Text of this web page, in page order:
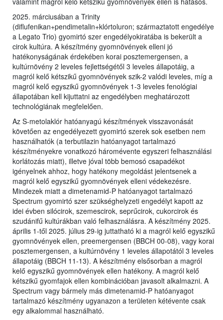
2025. márciusában a Trinity
(diflufenikan+pendimetalin+klórtoluron; származtatott engedélye
a Legato Trio) gyomirtó szer engedélyokiratába is bekerült a
cirok kultúra. A készítmény gyomnövények elleni jó
hatékonyságának érdekében korai posztemergensen, a
kultúrnövény 2 leveles fejlettségétől 3 leveles állapotáig, a
magról kelő kétszikű gyomnövények szik-2 valódi leveles, míg a
magról kelő egyszikű gyomnövények 1-3 leveles fenológiai
állapotában kell kijuttatni az engedélyben meghatározott
technológiának megfelelően.
Az S-metolaklór hatóanyagú készítmények visszavonását
követően az engedélyezett gyomirtó szerek sok esetben nem
használhatók (a terbutilazin hatóanyagot tartalmazó
készítményekre vonatkozó háromévente egyszeri felhasználási
korlátozás miatt), illetve jóval több bemosó csapadékot
igényelnek ahhoz, hogy hatékony megoldást jelentsenek a
magról kelő egyszikű gyomnövények elleni védekezésre.
Mindezek miatt a dimetenamid-P hatóanyagot tartalmazó
Spectrum gyomirtó szer szükséghelyzeti engedélyt kapott az
idei évben silócirok, szemescirok, seprűcirok, cukorcirok és
szudánifű kultúrákban való felhasználásra. A készítmény 2025.
április 1-től 2025. július 29-ig juttatható ki a magról kelő egyszikű
gyomnövények ellen, preemergensen (BBCH 00-08), vagy korai
posztemergensen, a kultúrnövény 1 leveles állapotától 3 leveles
állapotáig (BBCH 11-13). A készítmény elsősorban a magról
kelő egyszikű gyomnövények ellen hatékony. A magról kelő
kétszikű gyomfajok ellen kombinációban javasolt alkalmazni. A
Spectrum vagy bármely más dimetenamid-P hatóanyagot
tartalmazó készítmény ugyanazon a területen kétévente csak
egy alkalommal használható.